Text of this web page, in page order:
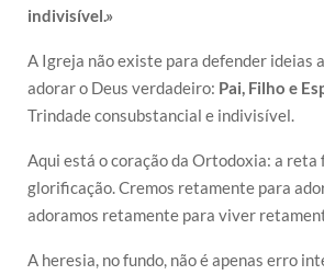
indivisível.»
A Igreja não existe para defender ideias
adorar o Deus verdadeiro: Pai, Filho e
Trindade consubstancial e indivisível.
Aqui está o coração da Ortodoxia: a reta
glorificação. Cremos retamente para
adoramos retamente para viver
A heresia, no fundo, não é apenas erro